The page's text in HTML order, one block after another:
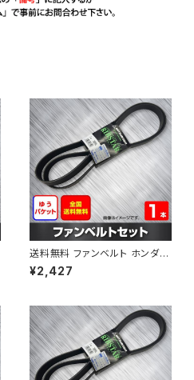
送料無料 ファンベルト ホンダ ラ
イフ 型式JB6 H15.09～H20.1
1 （国内トップメーカー） 1本 HA
¥2,427